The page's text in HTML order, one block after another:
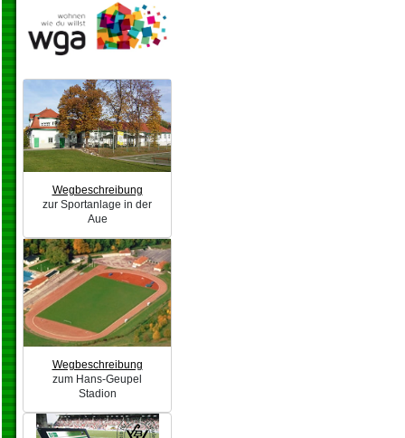
Wegbeschreibung
zur Sportanlage in der
Aue
Wegbeschreibung
zum Hans-Geupel
Stadion